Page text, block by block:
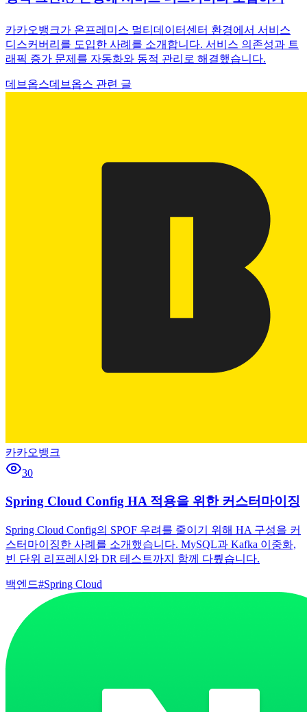
카카오뱅크가 온프레미스 멀티데이터센터 환경에서 서비스
디스커버리를 도입한 사례를 소개합니다. 서비스 의존성과 트
래픽 증가 문제를 자동화와 동적 관리로 해결했습니다.
데브옵스데브옵스 관련 글
카카오뱅크
30
Spring Cloud Config HA 적용을 위한 커스터마이징
Spring Cloud Config의 SPOF 우려를 줄이기 위해 HA 구성을 커
스터마이징한 사례를 소개했습니다. MySQL과 Kafka 이중화,
빈 단위 리프레시와 DR 테스트까지 함께 다뤘습니다.
백엔드#Spring Cloud